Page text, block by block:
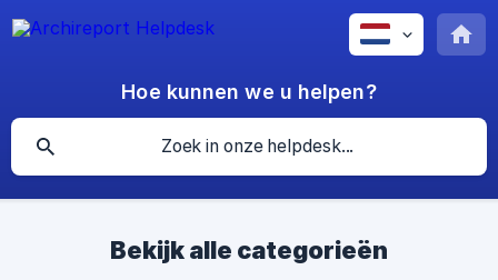
Hoe kunnen we u helpen?
Bekijk alle categorieën